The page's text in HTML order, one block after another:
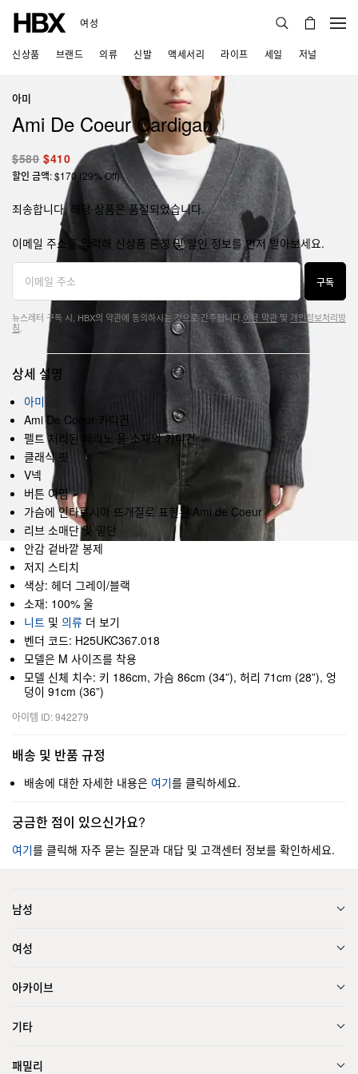
여성
신상품 브랜드 의류 신발 액세서리 라이프 세일 저널
아미
Ami De Coeur Cardigan
$580 $410
할인 금액: $170 (29% Off)
죄송합니다, 해당 상품은 품절되었습니다.
이메일 주소를 입력해 신상품 론칭 및 할인 정보를 먼저 받아보세요.
구독
뉴스레터 구독 시, HBX의 약관에 동의하시는 것으로 간주됩니다. 이용 약관 및 개인정보처리방
침
상세 설명
아미
Ami De Coeur 카디건
펠트 처리된 메리노 울 소재의 카디건
클래식 핏
V넥
버튼 여밈
가슴에 인타르시아 뜨개질로 표현된 Ami de Coeur
리브 소매단 및 밑단
안감 겉바깥 봉제
저지 스티치
색상: 헤더 그레이/블랙
소재: 100% 울
니트 및 의류 더 보기
벤더 코드: H25UKC367.018
모델은 M 사이즈를 착용
모델 신체 치수: 키 186cm, 가슴 86cm (34”), 허리 71cm (28”), 엉
덩이 91cm (36”)
아이템 ID: 942279
배송 및 반품 규정
배송에 대한 자세한 내용은 여기를 클릭하세요.
궁금한 점이 있으신가요?
여기를 클릭해 자주 묻는 질문과 대답 및 고객센터 정보를 확인하세요.
남성
여성
아카이브
기타
패밀리